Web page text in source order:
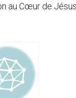
au Cœur de Jésus